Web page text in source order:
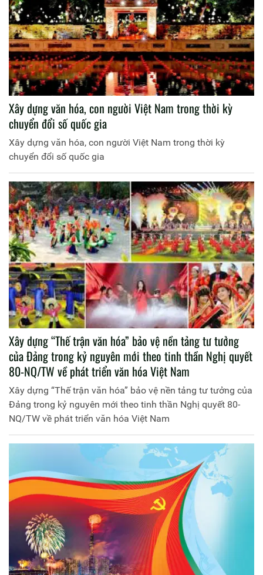
Xây dựng văn hóa, con người Việt Nam trong thời kỳ
chuyển đổi số quốc gia
Xây dựng văn hóa, con người Việt Nam trong thời kỳ
chuyển đổi số quốc gia
Xây dựng “Thế trận văn hóa” bảo vệ nền tảng tư tưởng
của Đảng trong kỷ nguyên mới theo tinh thần Nghị quyết
80-NQ/TW về phát triển văn hóa Việt Nam
Xây dựng “Thế trận văn hóa” bảo vệ nền tảng tư tưởng của
Đảng trong kỷ nguyên mới theo tinh thần Nghị quyết 80-
NQ/TW về phát triển văn hóa Việt Nam